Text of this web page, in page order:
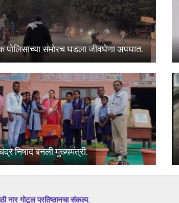
पोलिसाच्या समोरच घडला जीवघेणा अपघात.
निषाद बनली मुख्यमंत्री.
नार गोटूल प्रतिष्ठानचा संकल्प.